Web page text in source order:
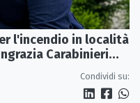
l'incendio in località
Carabinieri
Condividi su: